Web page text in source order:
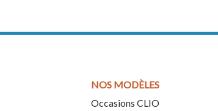
NOS MODÈLES
Occasions CLIO